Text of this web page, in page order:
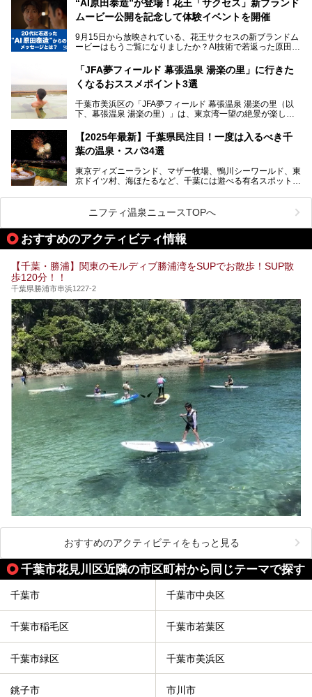
や、テレワーク・コワーキングスペースを備えた仕事もでき
るスパも増えており、ただの入浴施設にとどまらない進化を
本記事では、人気スーパー銭湯から絶景施設、コワーキング
スペースや休憩スペースが充実した施設、子連れファミリー
向けの施設など、目的に合わせたおすすめの施設を紹介しま
す。
ださい。
新設エリアや生まれ変わった浴場・サウナの魅力を、人気キ
ャラクター「ユーラシわん」と一緒にご紹介します。必見の
───
提供元：SPA＆HOTEL舞浜ユーラシア【PR】
です。
“AI原田泰造”が登場！花王「サクセス」新ブランド
ムービー公開を記念して体験イベントを開催
9月15日から放映されている、花王サクセスの新ブランドム
ービーはもうご覧になりましたか？AI技術で若返った原田泰
伝えるムービーです。公開を記念して、スパメッツァおおた
か竜泉寺の湯にて体験イベントを開催。花王サクセスの製品
が無料で試せるチャンスです！
提供元：花王株式会社【PR】
この記事は花王株式会社商品のPRレポート記事です。
「JFA夢フィールド 幕張温泉 湯楽の里」に行きた
くなるおススメポイント3選
千葉市美浜区の「JFA夢フィールド 幕張温泉 湯楽の里（以
下、幕張温泉 湯楽の里）」は、東京湾一望の絶景が楽しめ
設備も天然温泉の露天風呂、サウナ、岩盤浴のほか、高濃度
炭酸泉、海の見えるお休み処や食事処、展望抜群の屋上ま
で、年代を問わずたっぷり楽しめます。
今回は人気のこの施設の中でも、特におススメしたい3つの
ポイントについて厳選してお届けします。読めばきっと、行
【2025年最新】千葉県民注目！一度は入るべき千
葉の温泉・スパ34選
東京ディズニーランド、マザー牧場、鴨川シーワールド、東
京ドイツ村、海ほたるなど、千葉には遊べる有名スポットが
県で生まれ、千葉県で育ち、つい最近まで千葉在住だった私
がお勧めする、一度は入るべき千葉の温泉・スパ34選をま
とめました。
ニフティ温泉ニュースTOPへ
おすすめのアクティビティ情報
【千葉・勝浦】関東のモルディブ勝浦湾をSUPでお散歩！SUP散
歩120分！！
千葉県勝浦市串浜1227-2
おすすめのアクティビティをもっと見る
千葉市花見川区近隣の市区町村から同じテーマで探す
千葉市 千葉市中央区
千葉市稲毛区 千葉市若葉区
千葉市緑区 千葉市美浜区
銚子市 市川市